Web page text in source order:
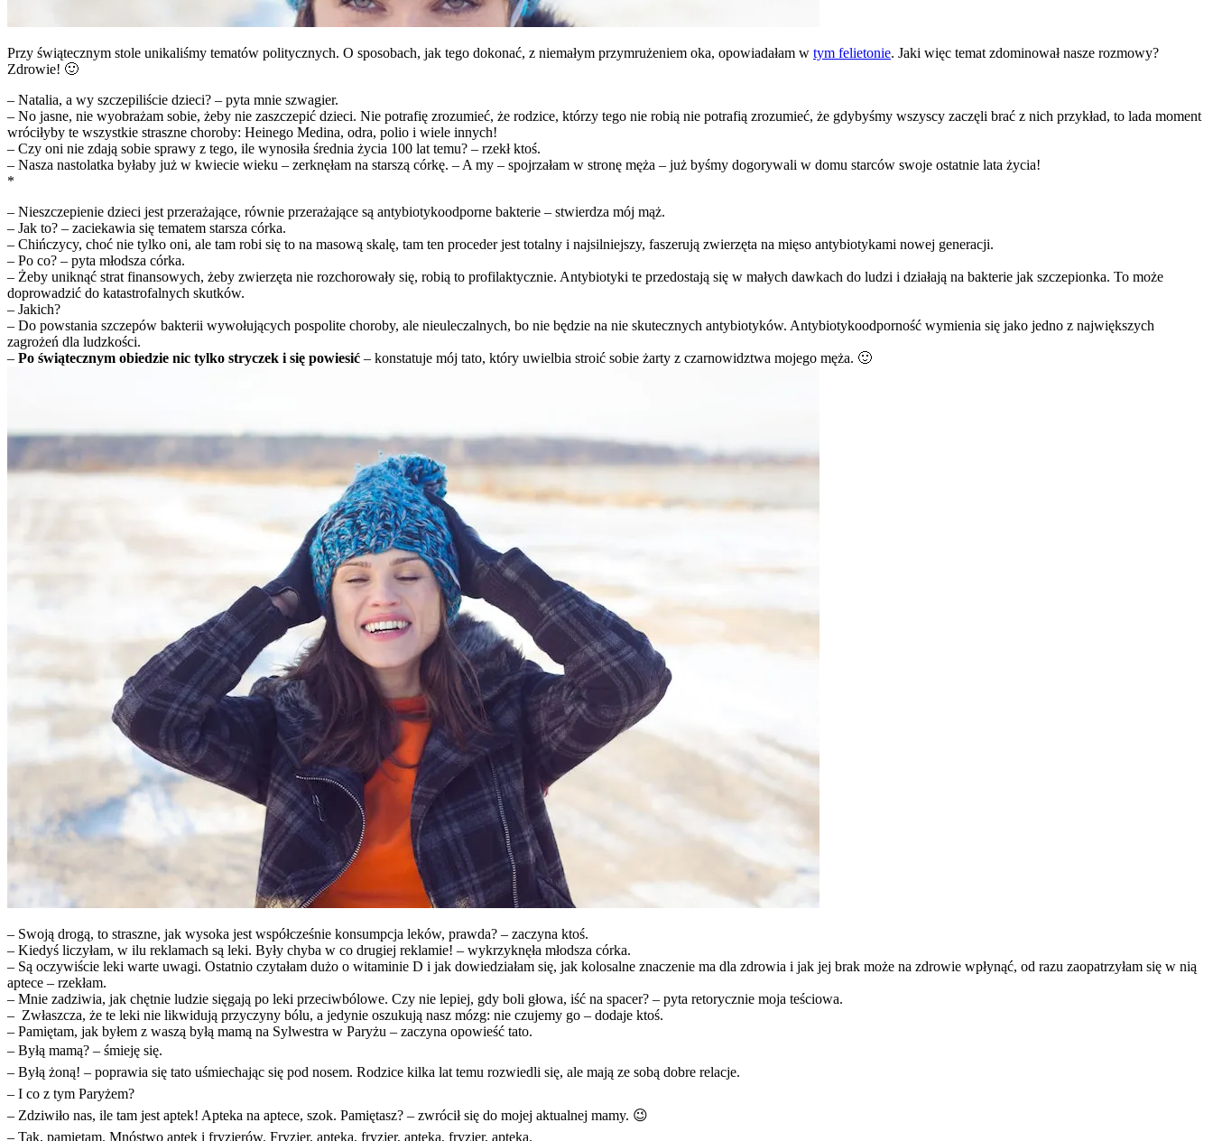
Przy świątecznym stole unikaliśmy tematów politycznych. O sposobach, jak tego dokonać, z niemałym przymrużeniem oka, opowiadałam w tym felietonie. Jaki więc temat zdominował nasze rozmowy?
Zdrowie! 🙂
– Natalia, a wy szczepiliście dzieci? – pyta mnie szwagier.
– No jasne, nie wyobrażam sobie, żeby nie zaszczepić dzieci. Nie potrafię zrozumieć, że rodzice, którzy tego nie robią nie potrafią zrozumieć, że gdybyśmy wszyscy zaczęli brać z nich przykład, to lada moment
wróciłyby te wszystkie straszne choroby: Heinego Medina, odra, polio i wiele innych!
– Czy oni nie zdają sobie sprawy z tego, ile wynosiła średnia życia 100 lat temu? – rzekł ktoś.
– Nasza nastolatka byłaby już w kwiecie wieku – zerknęłam na starszą córkę. – A my – spojrzałam w stronę męża – już byśmy dogorywali w domu starców swoje ostatnie lata życia!
*
– Nieszczepienie dzieci jest przerażające, równie przerażające są antybiotykoodporne bakterie – stwierdza mój mąż.
– Jak to? – zaciekawia się tematem starsza córka.
– Chińczycy, choć nie tylko oni, ale tam robi się to na masową skalę, tam ten proceder jest totalny i najsilniejszy, faszerują zwierzęta na mięso antybiotykami nowej generacji.
– Po co? – pyta młodsza córka.
– Żeby uniknąć strat finansowych, żeby zwierzęta nie rozchorowały się, robią to profilaktycznie. Antybiotyki te przedostają się w małych dawkach do ludzi i działają na bakterie jak szczepionka. To może
doprowadzić do katastrofalnych skutków.
– Jakich?
– Do powstania szczepów bakterii wywołujących pospolite choroby, ale nieuleczalnych, bo nie będzie na nie skutecznych antybiotyków. Antybiotykoodporność wymienia się jako jedno z największych
zagrożeń dla ludzkości.
– Po świątecznym obiedzie nic tylko stryczek i się powiesić – konstatuje mój tato, który uwielbia stroić sobie żarty z czarnowidztwa mojego męża. 🙂
– Swoją drogą, to straszne, jak wysoka jest współcześnie konsumpcja leków, prawda? – zaczyna ktoś.
– Kiedyś liczyłam, w ilu reklamach są leki. Były chyba w co drugiej reklamie! – wykrzyknęła młodsza córka.
– Są oczywiście leki warte uwagi. Ostatnio czytałam dużo o witaminie D i jak dowiedziałam się, jak kolosalne znaczenie ma dla zdrowia i jak jej brak może na zdrowie wpłynąć, od razu zaopatrzyłam się w nią
aptece – rzekłam.
– Mnie zadziwia, jak chętnie ludzie sięgają po leki przeciwbólowe. Czy nie lepiej, gdy boli głowa, iść na spacer? – pyta retorycznie moja teściowa.
– Zwłaszcza, że te leki nie likwidują przyczyny bólu, a jedynie oszukują nasz mózg: nie czujemy go – dodaje ktoś.
– Pamiętam, jak byłem z waszą byłą mamą na Sylwestra w Paryżu – zaczyna opowieść tato.
– Byłą mamą? – śmieję się.
– Byłą żoną! – poprawia się tato uśmiechając się pod nosem. Rodzice kilka lat temu rozwiedli się, ale mają ze sobą dobre relacje.
– I co z tym Paryżem?
– Zdziwiło nas, ile tam jest aptek! Apteka na aptece, szok. Pamiętasz? – zwrócił się do mojej aktualnej mamy. 😉
– Tak, pamiętam. Mnóstwo aptek i fryzjerów. Fryzjer, apteka, fryzjer, apteka, fryzjer, apteka.